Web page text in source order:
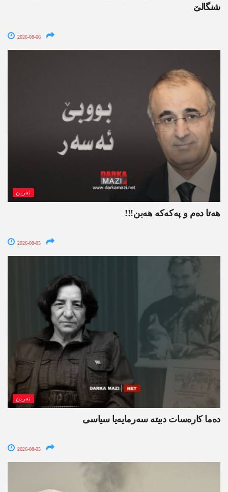
شنگالێ
2026-08-06
نەرین
ھەتا دەم و پەکەکە ھەبن!!!
2026-08-05
نەرین
ده‌ما کاره‌سات دبیتە سه‌رمایه‌یا سیاسی
2026-08-05